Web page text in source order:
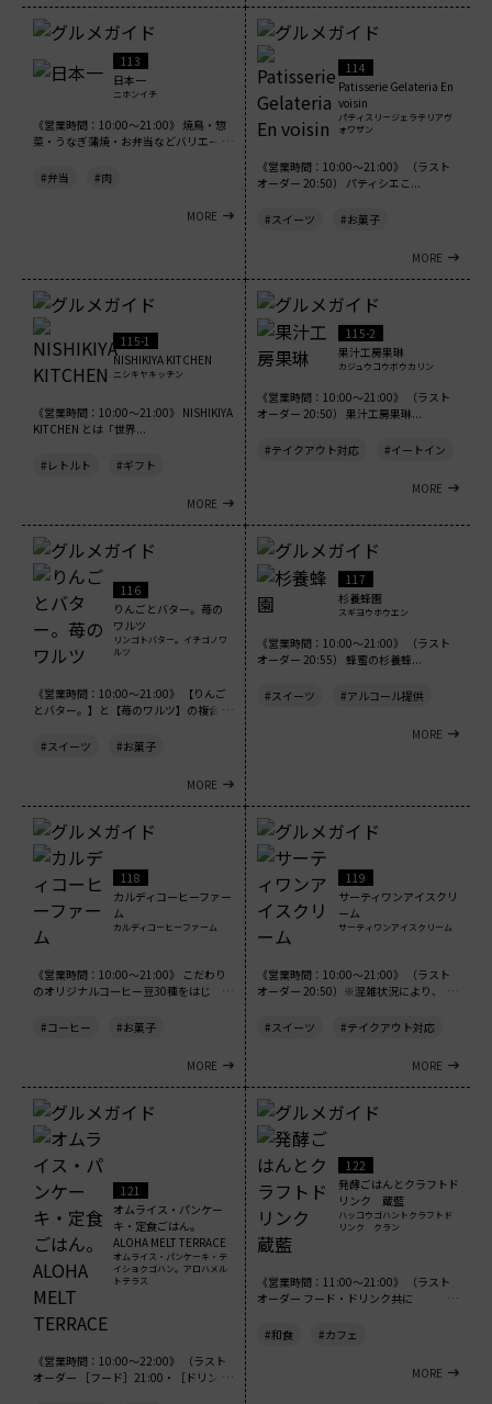
113
日本一
ニホンイチ
《営業時間：10:00～21:00》 焼鳥・惣
菜・うなぎ蒲焼・お弁当などバリエーシ
#弁当
#肉
MORE
114
Patisserie Gelateria En
voisin
パティスリージェラテリアヴ
ォワザン
《営業時間：10:00～21:00》 （ラスト
オーダー 20:50） パティシエこ...
#スイーツ #お菓子
MORE
115-1
NISHIKIYA KITCHEN
ニシキヤキッチン
《営業時間：10:00～21:00》 NISHIKIYA
KITCHEN とは「世界...
#レトルト #ギフト
MORE
115-2
果汁工房果琳
カジュウコウボウカリン
《営業時間：10:00～21:00》 （ラスト
オーダー 20:50） 果汁工房果琳...
#テイクアウト対応 #イートイン
MORE
116
りんごとバター。苺の
ワルツ
リンゴトバター。イチゴノワ
ルツ
《営業時間：10:00～21:00》 【りんご
とバター。】と【苺のワルツ】の複合
#スイーツ
#お菓子
MORE
117
杉養蜂園
スギヨウホウエン
《営業時間：10:00～21:00》 （ラスト
オーダー 20:55） 蜂蜜の杉養蜂...
#スイーツ #アルコール提供
MORE
118
カルディコーヒーファー
ム
カルディコーヒーファーム
《営業時間：10:00～21:00》 こだわり
のオリジナルコーヒー豆30種をはじ
#コーヒー
#お菓子
MORE
119
サーティワンアイスクリ
ーム
サーティワンアイスクリーム
《営業時間：10:00～21:00》 （ラスト
オーダー 20:50）※混雑状況により、
#スイーツ
#テイクアウト対応
MORE
121
オムライス・パンケー
キ・定食ごはん。
ALOHA MELT TERRACE
オムライス・パンケーキ・テ
イショクゴハン。アロハメル
トテラス
《営業時間：10:00～22:00》 （ラスト
オーダー ［フード］21:00・［ドリン
122
発酵ごはんとクラフトド
リンク 蔵藍
ハッコウゴハントクラフトド
リンク クラン
《営業時間：11:00～21:00》 （ラスト
オーダー フード・ドリンク共に
#和食
#カフェ
MORE